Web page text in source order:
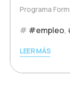
Programa
#empleo,
LEER MÁS